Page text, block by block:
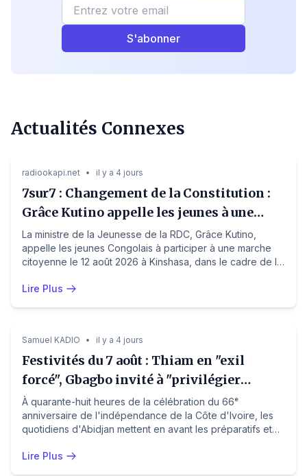
S'abonner
Actualités Connexes
radiookapi.net • il y a 4 jours
7sur7 : Changement de la Constitution :
Grâce Kutino appelle les jeunes à une
marche citoyenne le 12 août à Kinshasa
La ministre de la Jeunesse de la RDC, Grâce Kutino,
appelle les jeunes Congolais à participer à une marche
citoyenne le 12 août 2026 à Kinshasa, dans le cadre de la
la Constitution. La marche partira de la 1ère Rue de Limete
secrétariat national de la Jeunesse du regroupement
LGD&A qui refuse le projet. La ministre a lancé cet appel
dans une vidéo publiée le 2 août.
Lire Plus
Politique Côte d'Ivoire
Samuel KADIO • il y a 4 jours
Festivités du 7 août : Thiam en "exil
forcé", Gbagbo invité à "privilégier
l'intérêt national"
À quarante-huit heures de la célébration du 66ᵉ
anniversaire de l'indépendance de la Côte d'Ivoire, les
quotidiens d'Abidjan mettent en avant les préparatifs et
Yopougon par le président Ouattara. Le Mandat
Lire Plus